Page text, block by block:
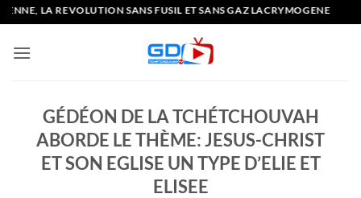
Passer
au
contenu
LA REVOLUTION SANS FUSIL ET SANS GAZ LACRYMOGENE
GÉDÉON DE LA TCHÉTCHOUVAH
ABORDE LE THÈME: JESUS-CHRIST
ET SON EGLISE UN TYPE D’ELIE ET
ELISEE